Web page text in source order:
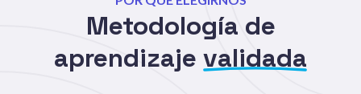
Metodología de
aprendizaje validada